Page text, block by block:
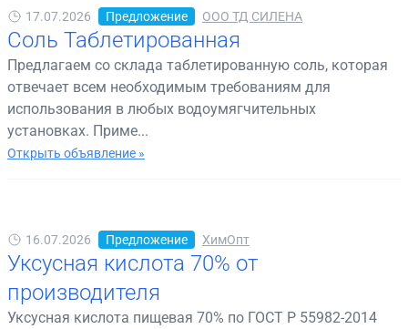
17.07.2026 Предложение ООО ТД СИЛЕНА
Соль Таблетированная
Предлагаем со склада таблетированную соль, которая
отвечает всем необходимым требованиям для
использования в любых водоумягчительных
установках. Приме...
Открыть объявление »
16.07.2026 Предложение ХимОпт
Уксусная кислота 70% от
производителя
Уксусная кислота пищевая 70% по ГОСТ Р 55982-2014